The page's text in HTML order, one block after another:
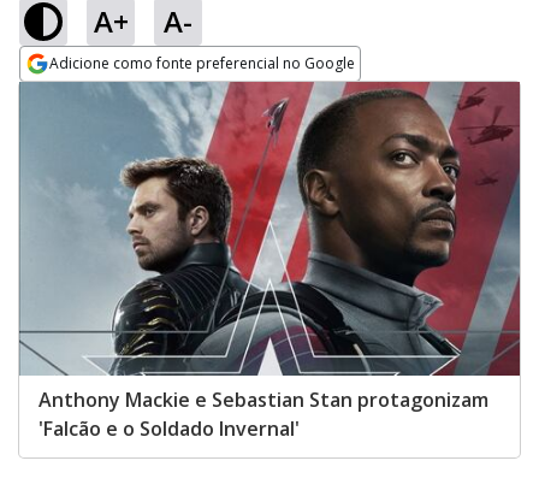
A+ A-
Adicione como fonte preferencial no Google
Opens in new window
Anthony Mackie e Sebastian Stan protagonizam
'Falcão e o Soldado Invernal'